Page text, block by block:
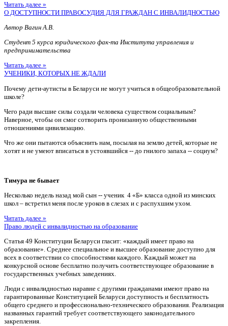
Читать далее »
О ДОСТУПНОСТИ ПРАВОСУДИЯ ДЛЯ ГРАЖДАН С ИНВАЛИДНОСТЬЮ
Автор Вагин А.В.
Студент 5 курса юридического фак-та Института управления и
предпринимательства
Читать далее »
УЧЕНИКИ, КОТОРЫХ НЕ ЖДАЛИ
Почему дети-аутисты в Беларуси не могут учиться в общеобразовательной
школе?
Чего ради высшие силы создали человека существом социальным?
Наверное, чтобы он смог сотворить пронизанную общественными
отношениями цивилизацию.
Что же они пытаются объяснить нам, посылая на землю детей, которые не
хотят и не умеют вписаться в устоявшийся -- до гнилого запаха -- социум?
Тимура не бывает
Несколько недель назад мой сын -- ученик 4 «Б» класса одной из минских
школ – встретил меня после уроков в слезах и с распухшим ухом.
Читать далее »
Право людей с инвалидностью на образование
Статья 49 Конституции Беларуси гласит: «каждый имеет право на
образование». Среднее специальное и высшее образование доступно для
всех в соответствии со способностями каждого. Каждый может на
конкурсной основе бесплатно получить соответствующее образование в
государственных учебных заведениях.
Люди с инвалидностью наравне с другими гражданами имеют право на
гарантированные Конституцией Беларуси доступность и бесплатность
общего среднего и профессионально-технического образования. Реализация
названных гарантий требует соответствующего законодательного
закрепления.